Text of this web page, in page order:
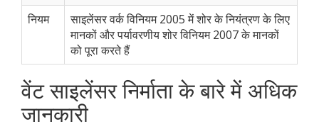
नियम
साइलेंसर वर्क विनियम 2005 में शोर के नियंत्रण के लिए
मानकों और पर्यावरणीय शोर विनियम 2007 के मानकों
को पूरा करते हैं
वेंट साइलेंसर निर्माता के बारे में अधिक
जानकारी